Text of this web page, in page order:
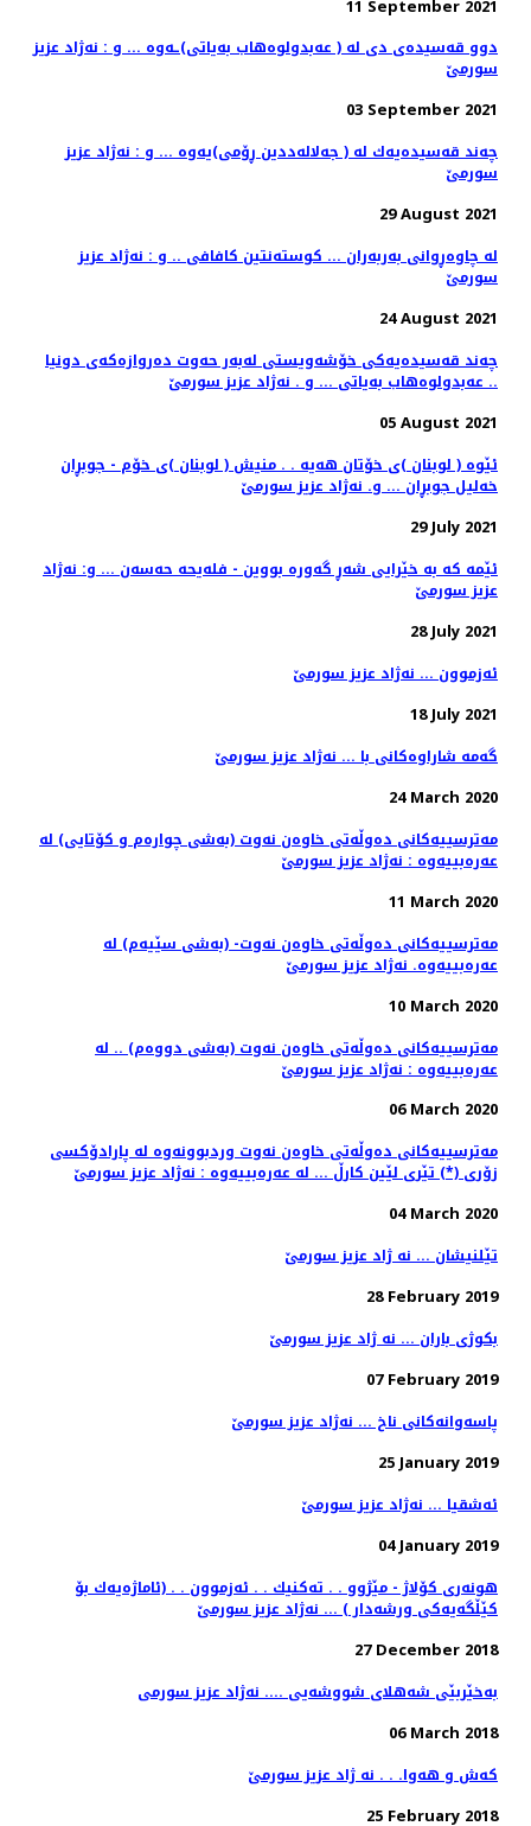
11 September 2021
دوو قه‌سیده‌ی دی له‌ ( عه‌بدولوه‌هاب به‌یاتی)ـه‌وه ... و : نه‌ژاد عزیز
سورمێ
03 September 2021
چه‌ند قه‌سیده‌یه‌ك له‌ ( جه‌لاله‌ددین ڕۆمی)یه‌وه‌ ... و : نه‌ژاد عزیز
سورمێ
29 August 2021
له‌ چاوه‌ڕوانی به‌ربه‌ران ... كوسته‌نتین كافافی .. و : نه‌ژاد عزیز
سورمێ
24 August 2021
چه‌ند قه‌سیده‌یه‌كی خۆشه‌ویستی له‌به‌ر حه‌وت ده‌روازه‌كه‌ی دونیا
.. عه‌بدولوه‌هاب به‌یاتی ... و . نه‌ژاد عزیز سورمێ
05 August 2021
ئێوه ‌( لوبنان )ی خۆتان هه‌یه‌ . . منیش ( لوبنان )ی خۆم - جوبڕان
خه‌لیل جوبڕان ... و. نه‌ژاد عزیز سورمێ
29 July 2021
ئێمه‌ كه‌ به‌ خێرایی شه‌ڕ گه‌وره‌ بووین - فله‌یحه حه‌سه‌ن‌ ... و: نه‌ژاد
عزیز سورمێ
28 July 2021
ئەزموون ... نەژاد عزیز سورمێ
18 July 2021
گه‌مه‌ شاراوه‌كانی با ... نه‌ژاد عزیز سورمێ
24 March 2020
مه‌ترسییه‌كانی ده‌وڵه‌تی خاوه‌ن نه‌وت (به‌شی چواره‌م و كۆتایی) له‌
عه‌ره‌بییه‌وه‌ : نه‌ژاد عزیز سورمێ
11 March 2020
مه‌ترسییه‌كانی ده‌وڵه‌تی خاوه‌ن نه‌وت- (به‌شی سێیه‌م) له‌
عه‌ره‌بییه‌وه. نه‌ژاد عزیز سورمێ
10 March 2020
مه‌ترسییه‌كانی ده‌وڵه‌تی خاوه‌ن نه‌وت (به‌شی دووه‌م) .. له‌
عه‌ره‌بییه‌وه‌ : نه‌ژاد عزیز سورمێ
06 March 2020
مه‌ترسییه‌كانی ده‌وڵه‌تی خاوه‌ن نه‌وت وردبوونه‌وه‌ له‌ پارادۆكسی
زۆری (*) تێری لێین كارڵ ... له‌ عه‌ره‌بییه‌وه‌ : نه‌ژاد عزیز سورمێ
04 March 2020
تێلنیشان ... نه ژاد عزیز سورمێ
28 February 2019
بكوژی باران ... نه ژاد عزیز سورمێ
07 February 2019
25 January 2019
ئه‌شقیا ... نه‌ژاد عزیز سورمێ
04 January 2019
هونەری كۆلاژ - مێژوو . . تەكنیك . . ئەزموون . . (ئاماژەیەك بۆ
27 December 2018
به‌خێربێی شه‌هلای شووشه‌یی .... نه‌ژاد عزیز سورمی
06 March 2018
كه‌ش و هه‌وا. . . نه ژاد عزیز سورمێ
25 February 2018